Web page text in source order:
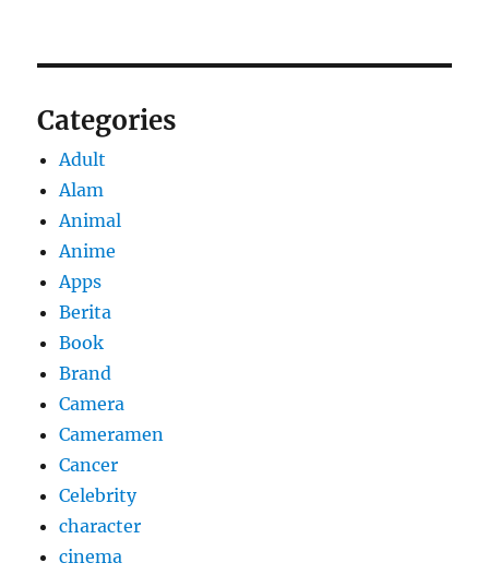
Categories
Adult
Alam
Animal
Anime
Apps
Berita
Book
Brand
Camera
Cameramen
Cancer
Celebrity
character
cinema